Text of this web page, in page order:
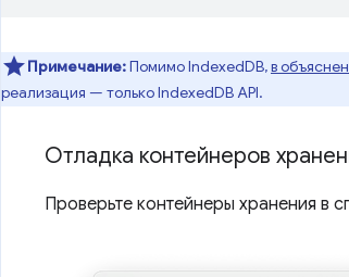
Примечание:Помимо IndexedDB,в
реализация — только IndexedDB API.
Отладка контейнеров
Проверьте контейнеры хранения в